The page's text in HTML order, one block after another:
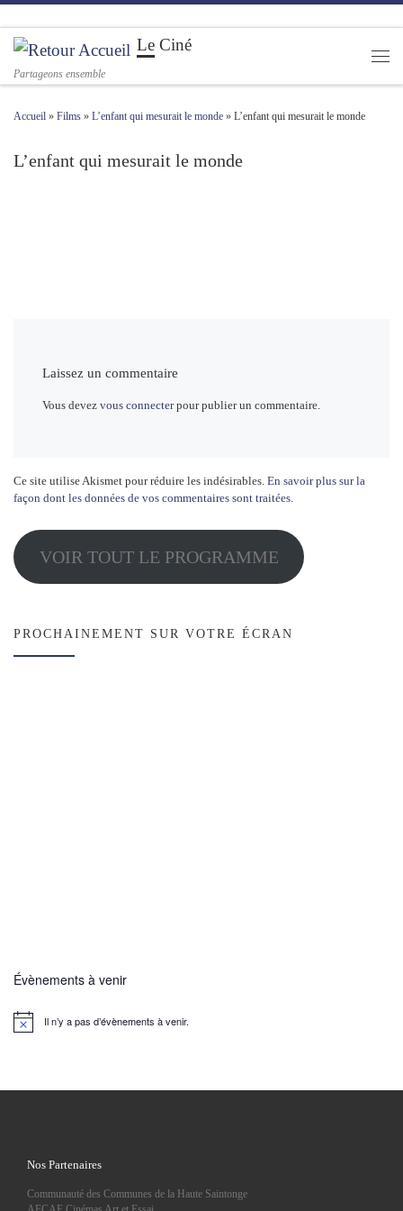
Passer au contenu
Le Ciné
Partageons ensemble
Accueil » Films » L’enfant qui mesurait le monde » L’enfant qui mesurait le monde
L’enfant qui mesurait le monde
Laissez un commentaire
Vous devezvous connecterpour publier un commentaire.
Ce site utilise Akismet pour réduire les indésirables. En savoir plus sur la
façon dont les données de vos commentaires sont traitées
VOIR TOUT LE PROGRAMME
PROCHAINEMENT SUR VOTRE ÉCRAN
Évènements à venir
e
Il n’y a pas d’évènements à venir.
Nos Partenaires
Communauté des Communes de la Haute Saintonge